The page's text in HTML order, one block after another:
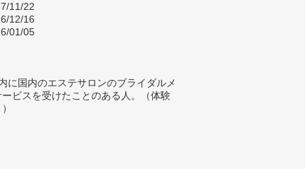
11/22
12/16
01/05
に国内のエステサロンのブライダルメ
ービスを受けたことのある人。（体験